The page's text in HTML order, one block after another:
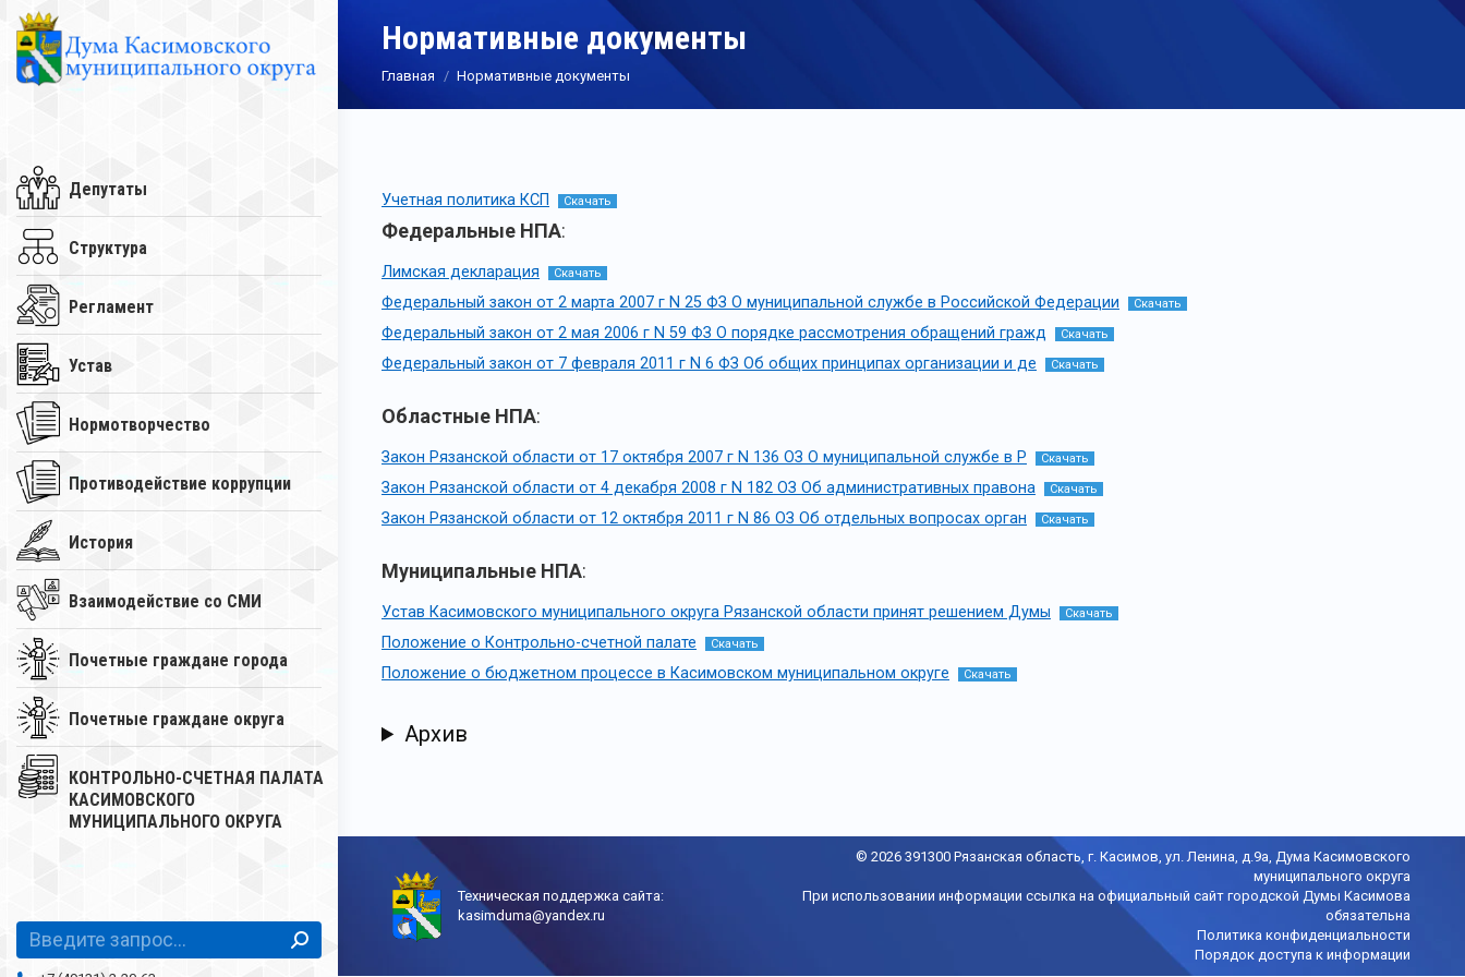
Депутаты
Структура
Регламент
Устав
Нормотворчество
Противодействие коррупции
История
Взаимодействие со СМИ
Почетные граждане города
Почетные граждане округа
КОНТРОЛЬНО-СЧЕТНАЯ ПАЛАТА
КАСИМОВСКОГО
МУНИЦИПАЛЬНОГО ОКРУГА
Поиск:
Нормативные документы
Вы здесь:
Главная Нормативные документы
Учетная политика КСП Скачать
Федеральные НПА:
Лимская декларация Скачать
Федеральный закон от 2 марта 2007 г N 25 ФЗ О муниципальной службе в Российской Федерации Скачать
Федеральный закон от 2 мая 2006 г N 59 ФЗ О порядке рассмотрения обращений гражд Скачать
Федеральный закон от 7 февраля 2011 г N 6 ФЗ Об общих принципах организации и де Скачать
Областные НПА:
Закон Рязанской области от 17 октября 2007 г N 136 ОЗ О муниципальной службе в Р Скачать
Закон Рязанской области от 4 декабря 2008 г N 182 ОЗ Об административных правона Скачать
Закон Рязанской области от 12 октября 2011 г N 86 ОЗ Об отдельных вопросах орган Скачать
Муниципальные НПА:
Устав Касимовского муниципального округа Рязанской области принят решением Думы Скачать
Положение о Контрольно-счетной палате Скачать
Положение о бюджетном процессе в Касимовском муниципальном округе Скачать
Архив
Техническая поддержка сайта:
kasimduma@yandex.ru
© 2026 391300 Рязанская область, г. Касимов, ул. Ленина, д.9а, Дума Касимовского
муниципального округа
При использовании информации ссылка на официальный сайт городской Думы Касимова
обязательна
Политика конфиденциальности
Порядок доступа к информации